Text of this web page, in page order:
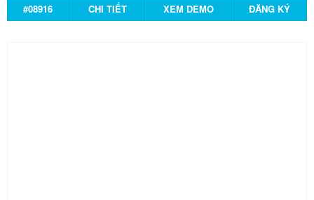
#08916 CHI TIẾT XEM DEMO ĐĂNG KÝ